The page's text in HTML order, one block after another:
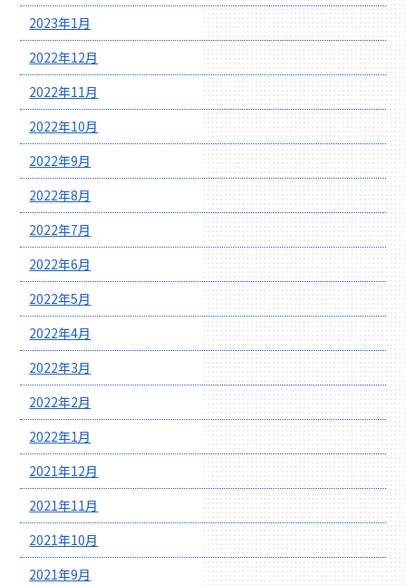
2023年1月
2022年12月
2022年11月
2022年10月
2022年9月
2022年8月
2022年7月
2022年6月
2022年5月
2022年4月
2022年3月
2022年2月
2022年1月
2021年12月
2021年11月
2021年10月
2021年9月